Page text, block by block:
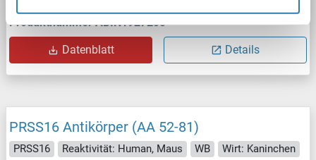
Produktnummer ABIN1927233
Datenblatt Details
PRSS16 Antikörper (AA 52-81)
PRSS16 Reaktivität: Human, Maus WB
Wirt: Kaninchen